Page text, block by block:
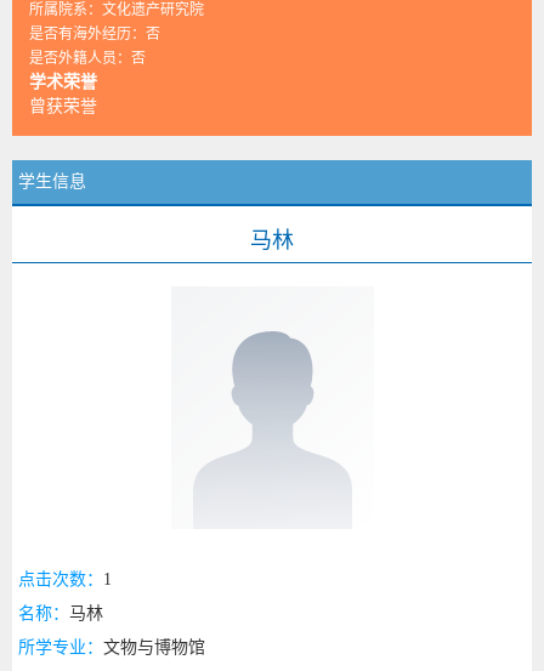
所属院系：文化遗产研究院
是否有海外经历：否
是否外籍人员：否
学术荣誉
曾获荣誉
学生信息
马林
点击次数： 1
名称： 马林
所学专业： 文物与博物馆